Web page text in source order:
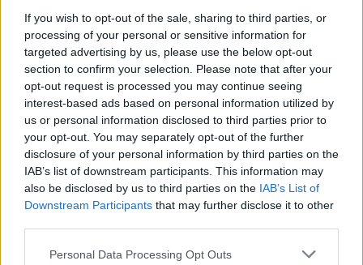
If you wish to opt-out of the sale, sharing to third parties, or
processing of your personal or sensitive information for
targeted advertising by us, please use the below opt-out
section to confirm your selection. Please note that after your
opt-out request is processed you may continue seeing
interest-based ads based on personal information utilized by
us or personal information disclosed to third parties prior to
your opt-out. You may separately opt-out of the further
disclosure of your personal information by third parties on the
IAB’s list of downstream participants. This information may
also be disclosed by us to third parties on the IAB’s List of
Downstream Participants that may further disclose it to other
Personal Data Processing Opt Outs
Gärtnergeschichte-
Korb
Wird beim Kauf
aktiviert!
Gemüse auf allen
Spielfeldern bringt
24 Std. lang +2
Ernte.
Wird beim Kauf
aktiviert!
Getreide auf allen
Spielfeldern bringt
24 Std. lang +2
Ernte.
„Sonstige
3.99 €
Kann
gekauft
werden!